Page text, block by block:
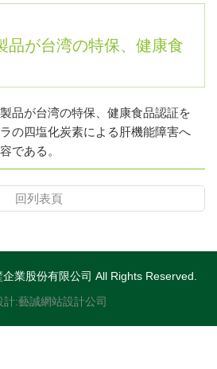
品が台湾の特保、健康食
品が台湾の特保、健康食品認証を
の四塩化炭素による肝機能障害へ
である。
回列表頁
企業股份有限公司 All Rights Reserved.
計:藝誠網站設計公司